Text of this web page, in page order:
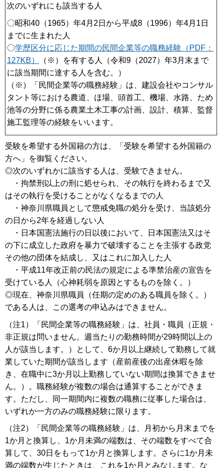
次のいずれにも該当する人
〇昭和40（1965）年4月2日から平成8（1996）年4月1日
までに生まれた人
〇学歴区分に応じた期間の民間企業等の職務経験（PDF：
127KB）
（※）を有する人（令和9（2027）年3月末まで
に該当期間に達する人を含む。）
（※）「民間企業等の職務経験」は、建設会社やコンサル
タント等における農道、ほ場、頭首工、機場、水路、ため
池等の分野に係る農業土木工事の計画、設計、積算、監督
施工監理等の経験をいいます。
受験を希望する外国籍の方は、「受験を希望する外国籍の
方へ」を御覧ください。
◎次のいずれかに該当する人は、受験できません。
・拘禁刑以上の刑に処せられ、その執行を終わるまで又
はその執行を受けることがなくなるまでの人
・神奈川県職員として懲戒免職の処分を受け、当該処分
の日から2年を経過しない人
・日本国憲法施行の日以後において、日本国憲法又はそ
の下に成立した政府を暴力で破壊することを主張する政党
その他の団体を結成し、又はこれに加入した人
・平成11年改正前の民法の規定による準禁治産の宣告を
受けている人（心神耗弱を原因とするものを除く。）
◎現在、神奈川県職員（任期の定めのある職員を除く。）
である人は、この選考の申込みはできません。
（注1）「民間企業等の職務経験」は、社員・職員（正規・
非正規は問いません。週当たりの勤務時間が29時間以上の
人が該当します。）として、6か月以上継続して勤務して就
業していた期間が該当します（産前産後の出産休暇を除
き、在職中に3か月以上勤務していない期間は換算できませ
ん。）。職務経験が複数の場合は通算することができま
す。ただし、同一期間内に複数の職務に従事した場合は、
いずれか一方のみの職務経験に限ります。
（注2）「民間企業等の職務経験」は、月初から月末までを
1か月と換算し、1か月未満の端数は、その端数をすべて合
算して、30日をもって1か月と換算します。さらに1か月未
満の端数が生じたときは、これを1か月とみなします。な